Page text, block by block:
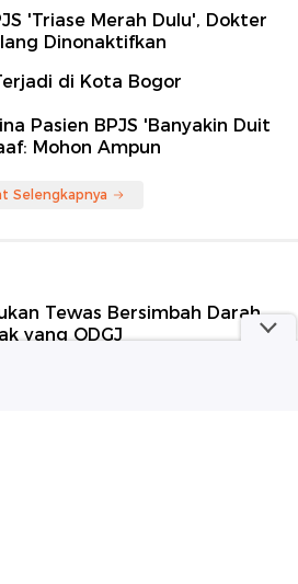
'Triase Merah Dulu', Dokter
Dinonaktifkan
di Kota Bogor
Pasien BPJS 'Banyakin Duit
Mohon Ampun
Selengkapnya
Tewas Bersimbah Darah,
yang ODGJ